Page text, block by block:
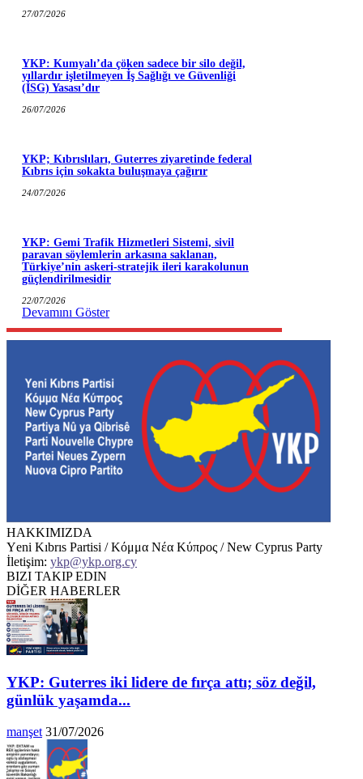
27/07/2026
YKP: Kumyalı’da çöken sadece bir silo değil,
yıllardır işletilmeyen İş Sağlığı ve Güvenliği
(İSG) Yasası’dır
26/07/2026
YKP; Kıbrıslıları, Guterres ziyaretinde federal
Kıbrıs için sokakta buluşmaya çağırır
24/07/2026
YKP: Gemi Trafik Hizmetleri Sistemi, sivil
paravan söylemlerin arkasına saklanan,
Türkiye’nin askeri-stratejik ileri karakolunun
güçlendirilmesidir
22/07/2026
Devamını Göster
HAKKIMIZDA
Υeni Kıbrıs Partisi / Κόμμα Νέα Κύπρος / New Cyprus Party
İletişim: ykp@ykp.org.cy
BIZI TAKIP EDIN
DİĞER HABERLER
YKP: Guterres iki lidere de fırça attı; söz değil,
günlük yaşamda...
manşet 31/07/2026